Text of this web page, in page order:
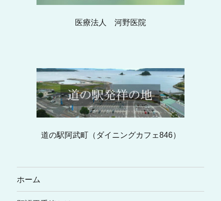
医療法人 河野医院
道の駅阿武町（ダイニングカフェ846）
ホーム